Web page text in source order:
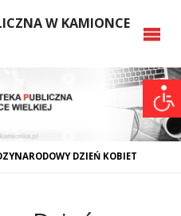
W KAMIONCE
DZIEŃ KOBIET